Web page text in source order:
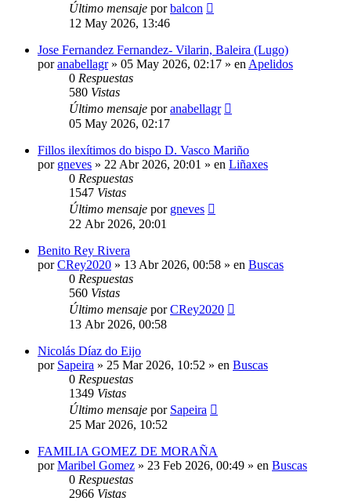
Último mensaje porbalcon
12 May 2026, 13:46
Jose Fernandez Fernandez- Vilarin, Baleira (Lugo)
poranabellagr» 05 May 2026, 02:17 » en Apelidos
0 Respuestas
580 Vistas
Último mensaje poranabellagr
05 May 2026, 02:17
Fillos ilexítimos do bispo D. Vasco Mariño
por gneves » 22 Abr 2026, 20:01 » en Liñaxes
0 Respuestas
1547 Vistas
Último mensaje por gneves
22 Abr 2026, 20:01
Benito Rey Rivera
porCRey2020 » 13 Abr 2026, 00:58 » en Buscas
0 Respuestas
560 Vistas
Último mensaje porCRey2020
13 Abr 2026, 00:58
Nicolás Díaz do Eijo
por Sapeira » 25 Mar 2026, 10:52 » en Buscas
0 Respuestas
1349 Vistas
Último mensaje por Sapeira
25 Mar 2026, 10:52
FAMILIA GOMEZ DE MORAÑA
porMaribel Gomez » 23 Feb 2026, 00:49 » en Buscas
0 Respuestas
2966 Vistas